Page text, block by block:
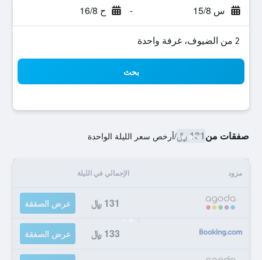
س 15/8 - ح 16/8
2 من الضيوف، غرفة واحدة
بحث
صفقات من131 ﷼ /أرخص سعر الليلة الواحدة
مزود الإجمالي في الليلة
131 ﷼ عرض الصفقة
133 ﷼ عرض الصفقة